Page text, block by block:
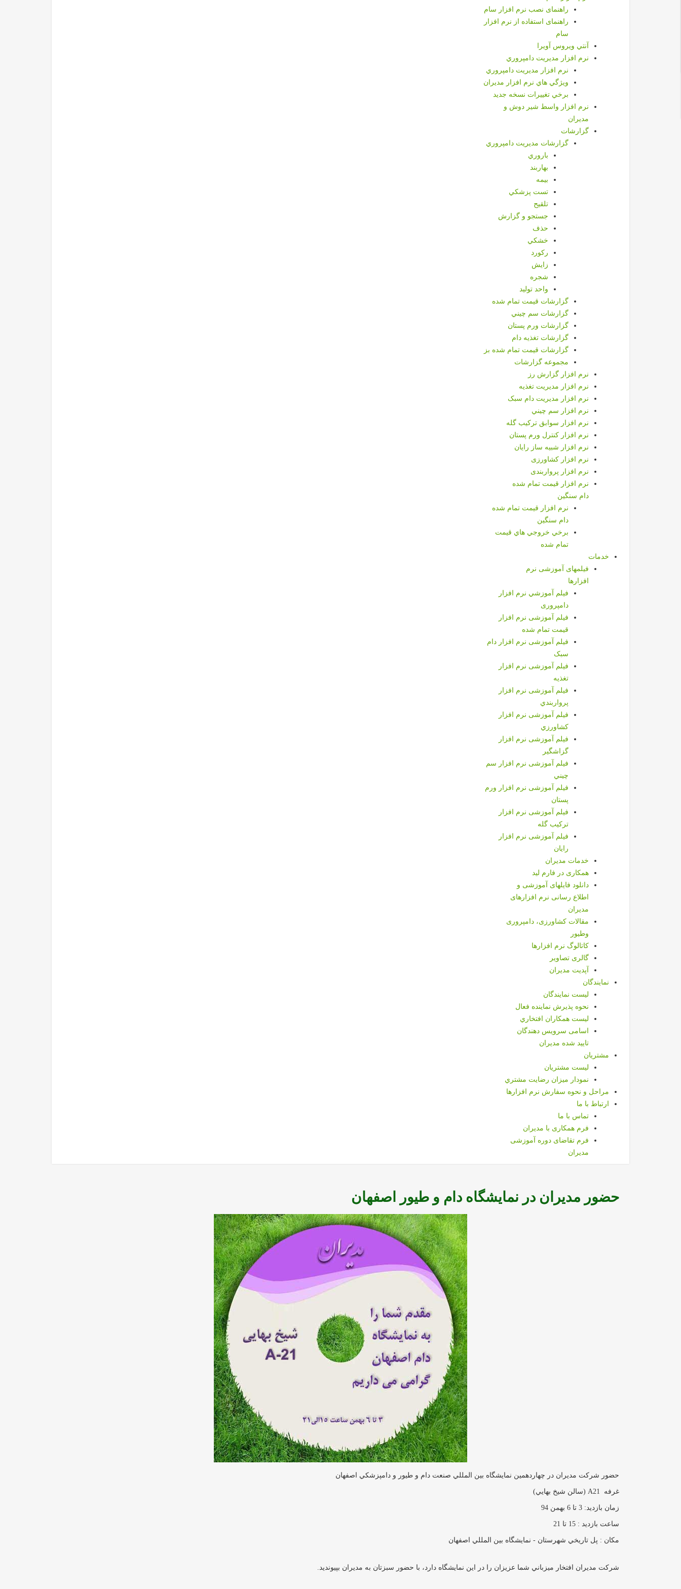
راهنمای نصب نرم افزار سام
راهنمای استفاده از نرم افزار
سام
آنتي ويروس آويرا
نرم افزار مديريت دامپروري
نرم افزار مديريت دامپروري
ويژگي هاي نرم افزار مديران
برخي تغييرات نسخه جديد
نرم افزار واسط شير دوش و
مديران
گزارشات
گزارشات مديريت دامپروري
باروري
بهاربند
بيمه
تست پزشكي
تلقيح
جستجو و گزارش
حذف
خشكي
ركورد
زايش
شجره
واحد توليد
گزارشات قيمت تمام شده
گزارشات سم چيني
گزارشات ورم پستان
گزارشات تغذیه دام
گزارشات قیمت تمام شده بز
مجموعه گزارشات
نرم افزار گزارش رز
نرم افزار مديريت تغذيه
نرم افزار مدیریت دام سبک
نرم افزار سم چيني
نرم افزار سوابق تركيب گله
نرم افزار كنترل ورم پستان
نرم افزار شبیه ساز رایان
نرم افزار کشاورزی
نرم افزار پرواربندی
نرم افزار قيمت تمام شده
دام سنگین
نرم افزار قيمت تمام شده
دام سنگین
برخي خروجي هاي قيمت
تمام شده
خدمات
فیلمهای آموزشی نرم
افزارها
فيلم آموزشي نرم افزار
دامپروری
فیلم آموزشی نرم افزار
قیمت تمام شده
فیلم آموزشی نرم افزار دام
سبک
فیلم آموزشی نرم افزار
تغذیه
فیلم آموزشی نرم افزار
پرواربندي
فیلم آموزشی نرم افزار
كشاورزي
فیلم آموزشی نرم افزار
گزاشگیر
فیلم آموزشی نرم افزار سم
چيني
فیلم آموزشی نرم افزار ورم
پستان
فیلم آموزشی نرم افزار
تركيب گله
فیلم آموزشی نرم افزار
رایان
خدمات مديران
همکاری در فارم لید
دانلود فایلهای آموزشی و
اطلاع رسانی نرم افزارهای
مدیران
مقالات کشاورزی، دامپروری
وطیور
کاتالوگ نرم افزارها
گالری تصاویر
آپدیت مدیران
نمايندگان
ليست نمايندگان
نحوه پذيرش نماينده فعال
ليست همكاران افتخاري
اسامی سرویس دهندگان
تایید شده مدیران
مشتريان
ليست مشتريان
نمودار ميزان رضايت مشتري
مراحل و نحوه سفارش نرم افزارها
ارتباط با ما
تماس با ما
فرم همکاری با مدیران
فرم تقاضای دوره آموزشی
مدیران
حضور مديران در نمايشگاه دام و طيور اصفهان
حضور شركت مديران در چهاردهمين نمايشگاه بين المللي صنعت دام و طيور و دامپزشكي اصفهان
غرفه A21 (سالن شيخ بهايي)
زمان بازديد: 3 تا 6 بهمن 94
ساعت بازديد : 15 تا 21
مكان : پل تاريخي شهرستان - نمايشگاه بين المللي اصفهان
شركت مديران افتخار ميزباني شما عزيزان را در اين نمايشگاه دارد، با حضور سبزتان به مديران بپيونديد.